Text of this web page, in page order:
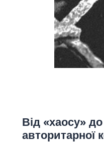
Від «хаосу» до
авторитарної